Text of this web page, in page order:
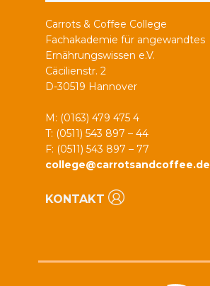
Carrots & Coffee College
Fachakademie für angewandtes
Ernährungswissen e.V.
Cäcilienstr. 2
D-30519 Hannover
M: (0163) 479 475 4
T: (0511) 543 897 – 44
F: (0511) 543 897 – 77
college@carrotsandcoffee.de
KONTAKT